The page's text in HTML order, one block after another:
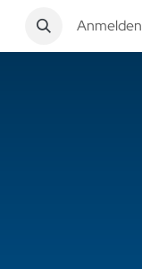
Anmelden